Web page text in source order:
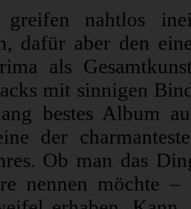
nahtlos
dafür aber den
als
mit sinnigen
bestes Album
der
Ob man das
nennen möchte